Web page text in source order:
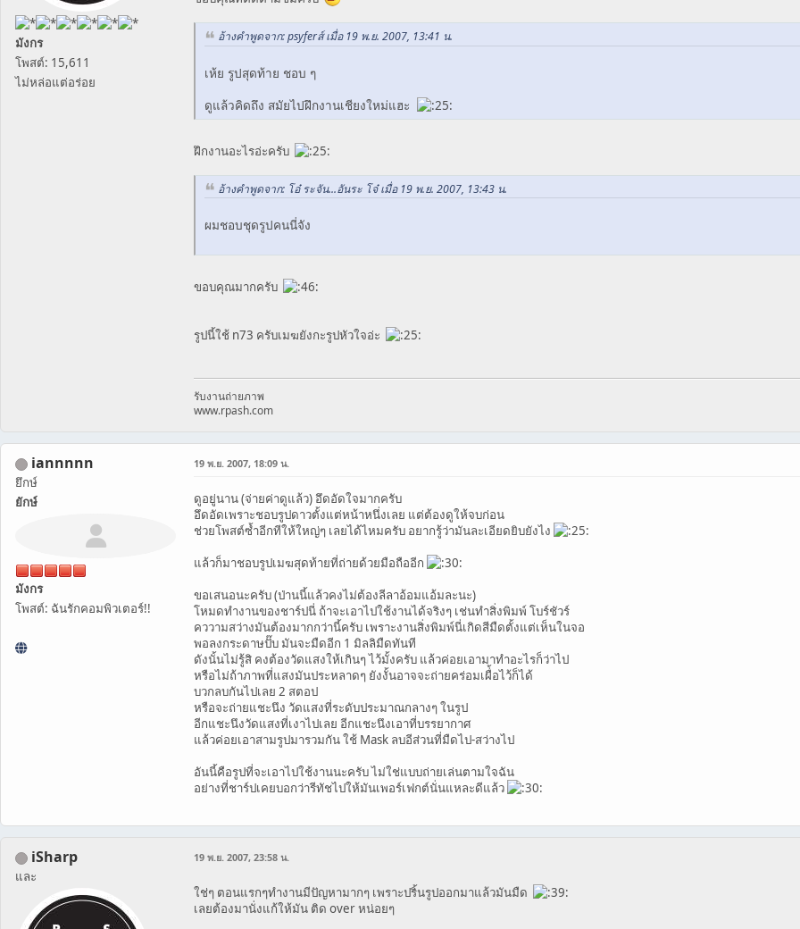
มังกร
โพสต์: 15,611
ไม่หล่อแต่อร่อย
อ้างคำพูดจาก: psyferส์ เมื่อ 19 พ.ย. 2007, 13:41 น.
เห้ย รูปสุดท้าย ชอบ ๆ
ดูแล้วคิดถึง สมัยไปฝึกงานเชียงใหม่แฮะ
ฝึกงานอะไรอ่ะครับ
อ้างคำพูดจาก: โอ๋ ระจัน...อันระ โจ๋ เมื่อ 19 พ.ย. 2007, 13:43 น.
ผมชอบชุดรูปคนนี่จัง
ขอบคุณมากครับ
รูปนี้ใช้ n73 ครับเมฆยังกะรูปหัวใจอ่ะ
รับงานถ่ายภาพ
www.rpash.com
iannnnn
ยึกษ์
ยักษ์
มังกร
โพสต์: ฉันรักคอมพิวเตอร์!!
19 พ.ย. 2007, 18:09 น.
ดูอยู่นาน (จ่ายค่าดูแล้ว) อึดอัดใจมากครับ
อึดอัดเพราะชอบรูปดาวตั้งแต่หน้าหนึ่งเลย แต่ต้องดูให้จบก่อน
ช่วยโพสต์ซ้ำอีกทีให้ใหญ่ๆ เลยได้ไหมครับ อยากรู้ว่ามันละเอียดยิบยังไง
แล้วก็มาชอบรูปเมฆสุดท้ายที่ถ่ายด้วยมือถืออีก
ขอเสนอนะครับ (ป่านนี้แล้วคงไม่ต้องลีลาอ้อมแอ้มละนะ)
โหมดทำงานของชาร์ปนี่ ถ้าจะเอาไปใช้งานได้จริงๆ เช่นทำสิ่งพิมพ์ โบร์ชัวร์
คววามสว่างมันต้องมากกว่านี้ครับ เพราะงานสิ่งพิมพ์นี่เกิดสีมืดตั้งแต่เห็นในจอ
พอลงกระดาษปั๊บ มันจะมืดอีก 1 มิลลิมืดทันที
ดังนั้นไม่รู้สิ คงต้องวัดแสงให้เกินๆ ไว้มั้งครับ แล้วค่อยเอามาทำอะไรก็ว่าไป
หรือไม่ถ้าภาพที่แสงมันประหลาดๆ ยังงั้นอาจจะถ่ายคร่อมเผื่้อไว้ก็ได้
บวกลบกันไปเลย 2 สตอป
หรือจะถ่ายแชะนึง วัดแสงที่ระดับประมาณกลางๆ ในรูป
อีกแชะนึงวัดแสงที่เงาไปเลย อีกแชะนึงเอาที่บรรยากาศ
แล้วค่อยเอาสามรูปมารวมกัน ใช้ Mask ลบอีส่วนที่มืดไป-สว่างไป
อันนี้คือรูปที่จะเอาไปใช้งานนะครับ ไม่ใช่แบบถ่ายเล่นตามใจฉัน
อย่างที่ชาร์ปเคยบอกว่ารีทัชไปให้มันเพอร์เฟกต์นั่นแหละดีแล้ว
iSharp
และ
19 พ.ย. 2007, 23:58 น.
ใช่ๆ ตอนแรกๆทำงานมีปัญหามากๆ เพราะปริ้นรูปออกมาแล้วมันมืด
เลยต้องมานั่งแก้ให้มัน ติด over หน่อยๆ